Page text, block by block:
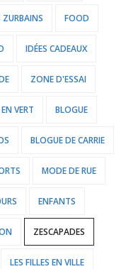
ZURBAINS FOOD
IDÉES CADEAUX
ZONE D'ESSAI
VERT BLOGUE
BLOGUE DE CARRIE
MODE DE RUE
ENFANTS
ZESCAPADES
LES FILLES EN VILLE